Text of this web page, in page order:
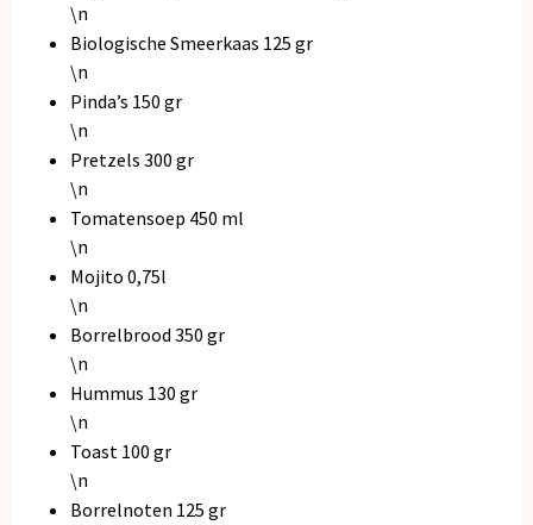
\n
Biologische Smeerkaas 125 gr
\n
Pinda’s 150 gr
\n
Pretzels 300 gr
\n
Tomatensoep 450 ml
\n
Mojito 0,75l
\n
Borrelbrood 350 gr
\n
Hummus 130 gr
\n
Toast 100 gr
\n
Borrelnoten 125 gr